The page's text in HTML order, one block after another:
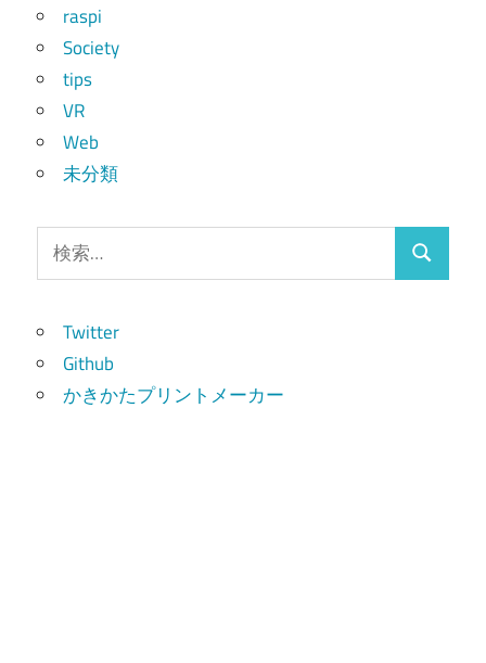
raspi
Society
tips
VR
Web
未分類
索:
検
Twitter
Github
かきかたプリントメーカー